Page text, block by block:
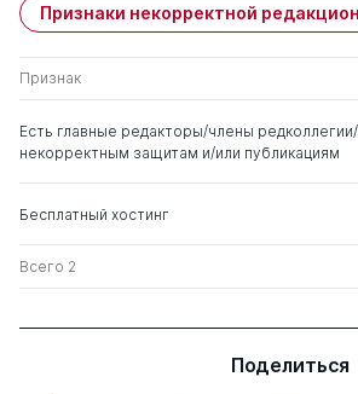
Чекмарев Петр
Александрович
д. с.-х.н.
Хазретович
Признаки некорректной
Признак
Есть главные редакторы/члены
некорректным защитам и/или публикациям
Бесплатный хостинг
Всего 2
Поделиться